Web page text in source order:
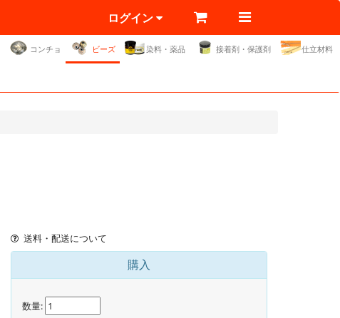
ログイン
コンチョ ビーズ 染料・薬品 接着剤・保護剤 仕立材料
送料・配送について
購入
数量: